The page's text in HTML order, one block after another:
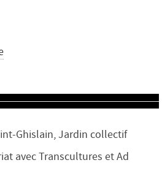
Ghislain, Jardin collectif
avec Transcultures et Ad